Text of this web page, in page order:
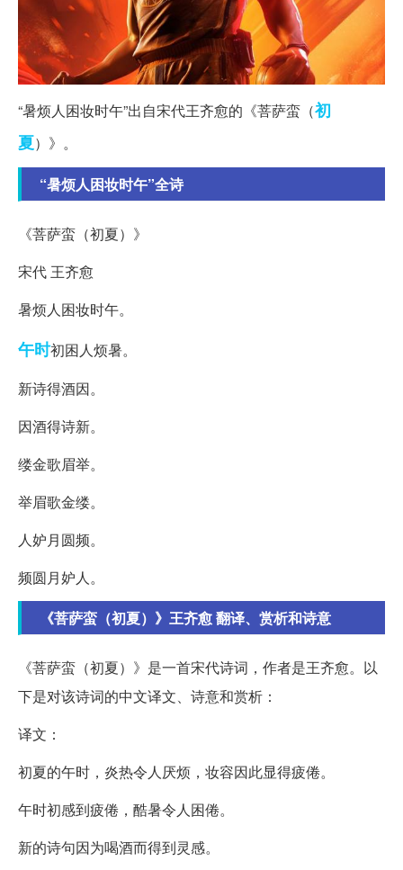
“暑烦人困妆时午”出自宋代王齐愈的《菩萨蛮（初
夏）》。
“暑烦人困妆时午”全诗
《菩萨蛮（初夏）》
宋代 王齐愈
暑烦人困妆时午。
午时初困人烦暑。
新诗得酒因。
因酒得诗新。
缕金歌眉举。
举眉歌金缕。
人妒月圆频。
频圆月妒人。
《菩萨蛮（初夏）》王齐愈 翻译、赏析和诗意
《菩萨蛮（初夏）》是一首宋代诗词，作者是王齐愈。以
下是对该诗词的中文译文、诗意和赏析：
译文：
初夏的午时，炎热令人厌烦，妆容因此显得疲倦。
午时初感到疲倦，酷暑令人困倦。
新的诗句因为喝酒而得到灵感。